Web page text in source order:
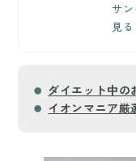
サ
見る
ダイエット中の
イオンマニア厳